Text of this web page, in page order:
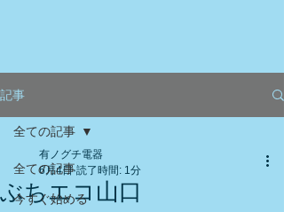
記事
全ての記事
今すぐ始める
全ての記事
ぶちエコ山口
有ノグチ電器
6月4日 読了時間: 1分